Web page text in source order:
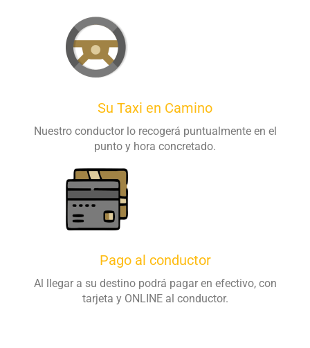
Su Taxi en Camino
Nuestro conductor lo recogerá puntualmente en el
punto y hora concretado.
Pago al conductor
Al llegar a su destino podrá pagar en efectivo, con
tarjeta y ONLINE al conductor.